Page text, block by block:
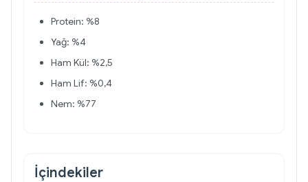
Protein: %8
Yağ: %4
Ham Kül: %2,5
Ham Lif: %0,4
Nem: %77
İçindekiler